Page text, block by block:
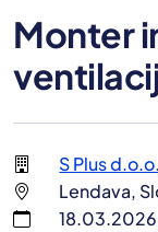
Monter
S Plus d.o.o.
Lendava,